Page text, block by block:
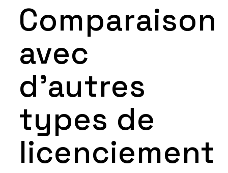
Comparaison
avec
d’autres
types de
licenciement